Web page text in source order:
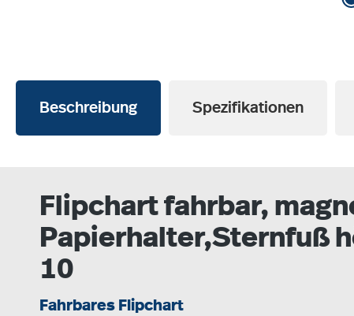
Beschreibung Spezifikationen
Flipchart fahrbar,
Papierhalter,Sternfuß
10
Fahrbares Flipchart